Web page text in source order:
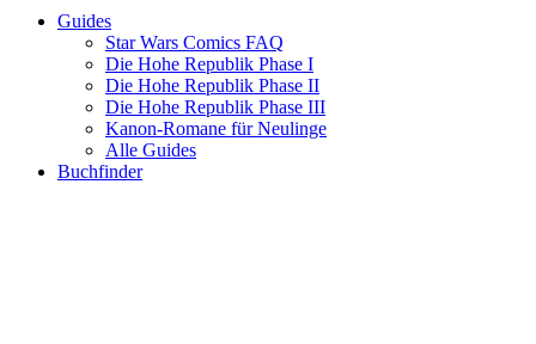
Guides
Star Wars Comics FAQ
Die Hohe Republik Phase I
Die Hohe Republik Phase II
Die Hohe Republik Phase III
Kanon-Romane für Neulinge
Alle Guides
Buchfinder